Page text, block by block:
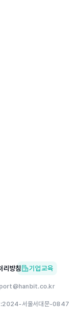
리방침 기업교육
2024-서울서대문-0847